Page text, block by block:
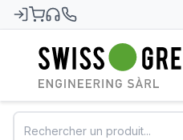
Swiss-Green